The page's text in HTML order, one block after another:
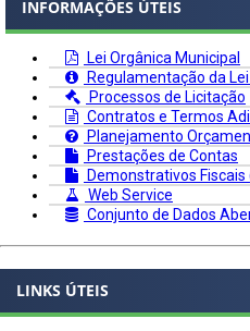
INFORMAÇÕES ÚTEIS
Lei Orgânica Municipal
Regulamentação da
Processos de Licitação
Contratos e Termos
Planejamento
Prestações de Contas
Demonstrativos Fiscais
Web Service
Conjunto de Dados
LINKS ÚTEIS